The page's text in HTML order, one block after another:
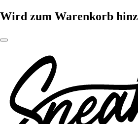
Wird zum Warenkorb